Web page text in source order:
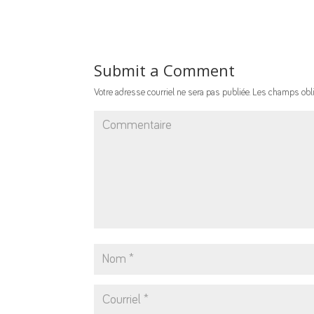
Submit a Comment
Votre adresse courriel ne sera pas publiée. Les champs